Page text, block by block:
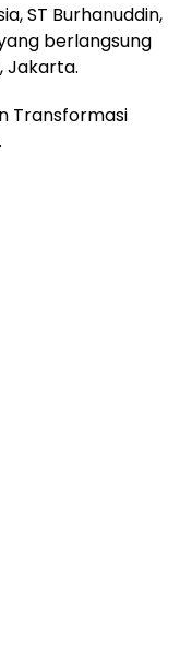
ST Burhanuddin,
berlangsung
Jakarta.
Transformasi